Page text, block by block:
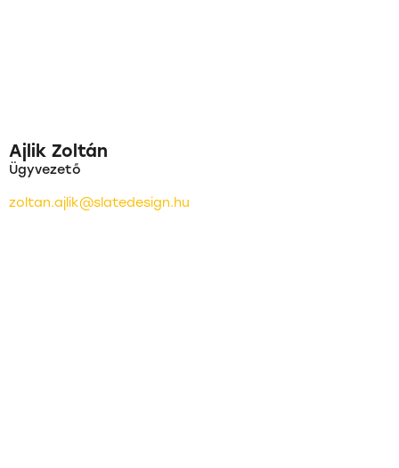
Ajlik Zoltán
Ügyvezető
zoltan.ajlik@slatedesign.hu